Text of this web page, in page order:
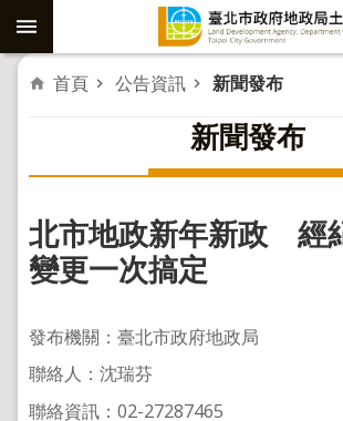
跳到主要內容區塊
進
社
子
劃
首頁 公告資訊 新聞發布
新聞發布
北市地政新年新政 經
變更一次搞定
發布機關：臺北市政府地政局
聯絡人：沈瑞芬
聯絡資訊：02-27287465